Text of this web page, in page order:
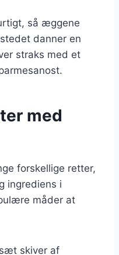
så æggene
danner en
straks med et
med
forskellige retter,
ingrediens i
måder at
skiver af